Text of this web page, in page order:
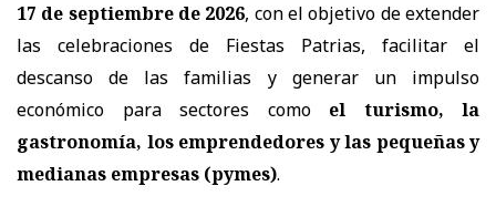
17 de septiembre de 2026, con el objetivo de extender
las celebraciones de Fiestas Patrias, facilitar el
descanso de las familias y generar un impulso
económico para sectores como el turismo, la
gastronomía, los emprendedores y las pequeñas y
medianas empresas (pymes).